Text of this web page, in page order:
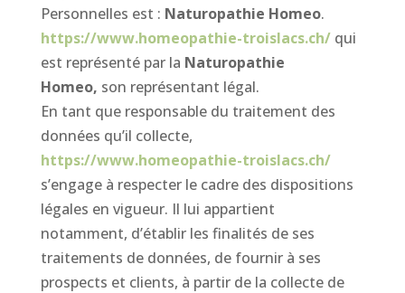
Personnelles est : Naturopathie Homeo.
https://www.homeopathie-troislacs.ch/ qui
est représenté par la Naturopathie
Homeo, son représentant légal.
En tant que responsable du traitement des
données qu’il collecte,
https://www.homeopathie-troislacs.ch/
s’engage à respecter le cadre des dispositions
légales en vigueur. Il lui appartient
notamment, d’établir les finalités de ses
traitements de données, de fournir à ses
prospects et clients, à partir de la collecte de